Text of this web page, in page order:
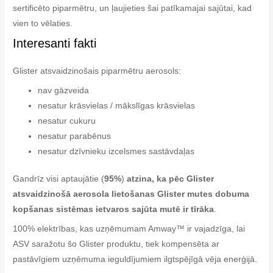
sertificēto piparmētru, un ļaujieties šai patīkamajai sajūtai, kad
vien to vēlaties.
Interesanti fakti
Glister atsvaidzinošais piparmētru aerosols:
nav gāzveida
nesatur krāsvielas / mākslīgas krāsvielas
nesatur cukuru
nesatur parabēnus
nesatur dzīvnieku izcelsmes sastāvdaļas
Gandrīz visi aptaujātie (95%)atzina, ka pēc Glister
atsvaidzinošā aerosola lietošanas Glister mutes dobuma
kopšanas sistēmas ietvaros sajūta mutē ir tīrāka.
100% elektrības, kas uzņēmumam Amway™ ir vajadzīga, lai
ASV saražotu šo Glister produktu, tiek kompensēta ar
pastāvīgiem uzņēmuma ieguldījumiem ilgtspējīgā vēja enerģijā.